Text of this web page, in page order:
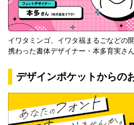
イワタミンゴ、イワタ福まるごなどの
携わった書体デザイナー・本多育実さん
デザインポケットからの